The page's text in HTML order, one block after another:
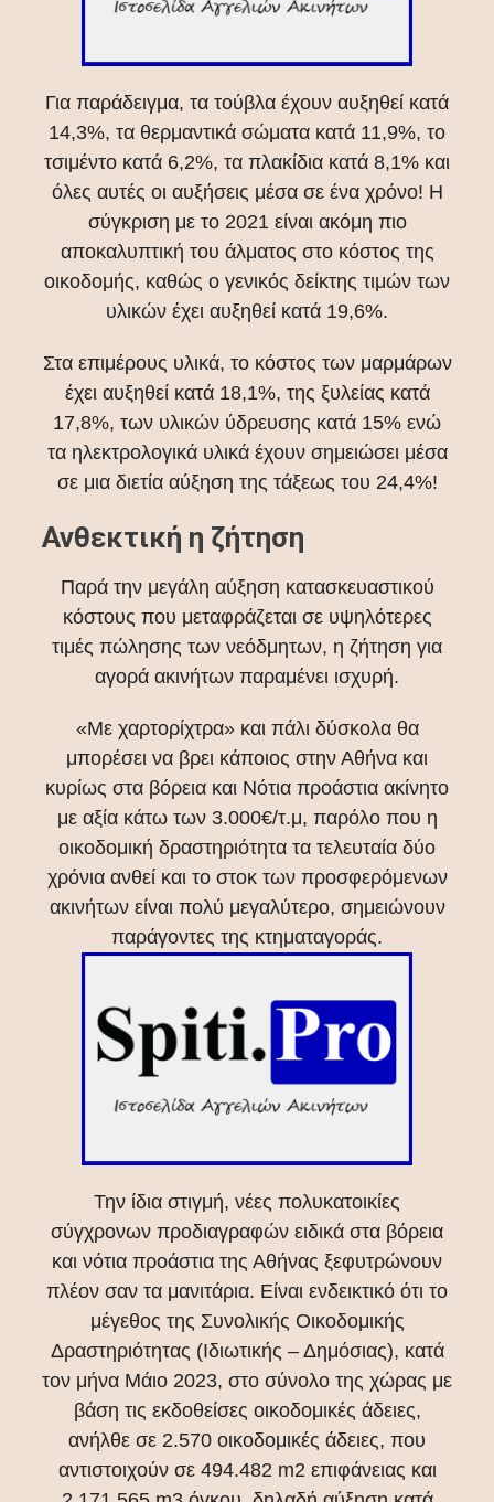
Για παράδειγμα, τα τούβλα έχουν αυξηθεί κατά
14,3%, τα θερμαντικά σώματα κατά 11,9%, το
τσιμέντο κατά 6,2%, τα πλακίδια κατά 8,1% και
όλες αυτές οι αυξήσεις μέσα σε ένα χρόνο! Η
σύγκριση με το 2021 είναι ακόμη πιο
αποκαλυπτική του άλματος στο κόστος της
οικοδομής, καθώς ο γενικός δείκτης τιμών των
υλικών έχει αυξηθεί κατά 19,6%.
Στα επιμέρους υλικά, το κόστος των μαρμάρων
έχει αυξηθεί κατά 18,1%, της ξυλείας κατά
17,8%, των υλικών ύδρευσης κατά 15% ενώ
τα ηλεκτρολογικά υλικά έχουν σημειώσει μέσα
σε μια διετία αύξηση της τάξεως του 24,4%!
Ανθεκτική η ζήτηση
Παρά την μεγάλη αύξηση κατασκευαστικού
κόστους που μεταφράζεται σε υψηλότερες
τιμές πώλησης των νεόδμητων, η ζήτηση για
αγορά ακινήτων παραμένει ισχυρή.
«Με χαρτορίχτρα» και πάλι δύσκολα θα
μπορέσει να βρει κάποιος στην Αθήνα και
κυρίως στα βόρεια και Νότια προάστια ακίνητο
με αξία κάτω των 3.000€/τ.μ, παρόλο που η
οικοδομική δραστηριότητα τα τελευταία δύο
χρόνια ανθεί και το στοκ των προσφερόμενων
ακινήτων είναι πολύ μεγαλύτερο, σημειώνουν
παράγοντες της κτηματαγοράς.
Την ίδια στιγμή, νέες πολυκατοικίες
σύγχρονων προδιαγραφών ειδικά στα βόρεια
και νότια προάστια της Αθήνας ξεφυτρώνουν
πλέον σαν τα μανιτάρια. Είναι ενδεικτικό ότι το
μέγεθος της Συνολικής Οικοδομικής
Δραστηριότητας (Ιδιωτικής – Δημόσιας), κατά
τον μήνα Μάιο 2023, στο σύνολο της χώρας με
βάση τις εκδοθείσες οικοδομικές άδειες,
ανήλθε σε 2.570 οικοδομικές άδειες, που
αντιστοιχούν σε 494.482 m2 επιφάνειας και